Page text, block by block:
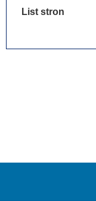
List stron